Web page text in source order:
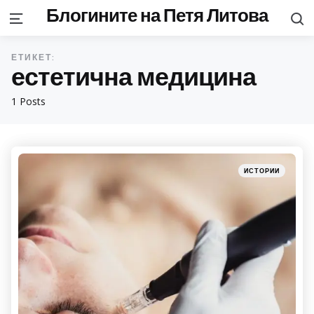
MenuБлогините на Петя Литова
1 Posts
ЕТИКЕТ:
естетична медицина
Categories
Posted
in
ИСТОРИИ